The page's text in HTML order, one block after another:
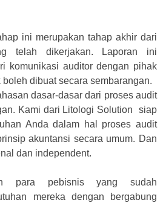
ini merupakan tahap akhir dari
telah dikerjakan. Laporan ini
komunikasi auditor dengan pihak
dibuat secara sembarangan.
dasar-dasar dari proses audit
Kami dari Litologi Solution siap
Anda dalam hal proses audit
akuntansi secara umum. Dan
dan independent.
para pebisnis yang sudah
mereka dengan bergabung